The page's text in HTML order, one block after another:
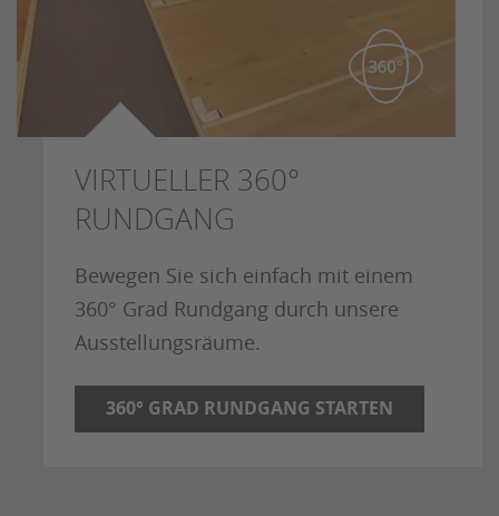
VIRTUELLER 360°
RUNDGANG
Bewegen Sie sich einfach mit einem
360° Grad Rundgang durch unsere
Ausstellungsräume.
360° GRAD RUNDGANG STARTEN